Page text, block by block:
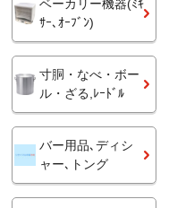
ベーカリー機器(ﾐｷ
ｻｰ､ｵｰﾌﾞﾝ)
寸胴・なべ・ボー
ル・ざる,ﾚｰﾄﾞﾙ
バー用品､ディシ
ャー､トング